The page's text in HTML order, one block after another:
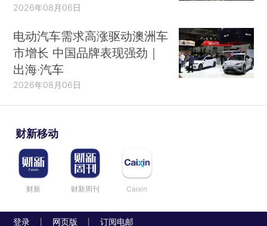
2026年08月06日
电动汽车需求高涨驱动澳洲车
市增长 中国品牌表现强劲｜
出海·汽车
2026年08月06日
财新移动
财新 财新周刊 Caixin
登录 网页版 订阅电邮